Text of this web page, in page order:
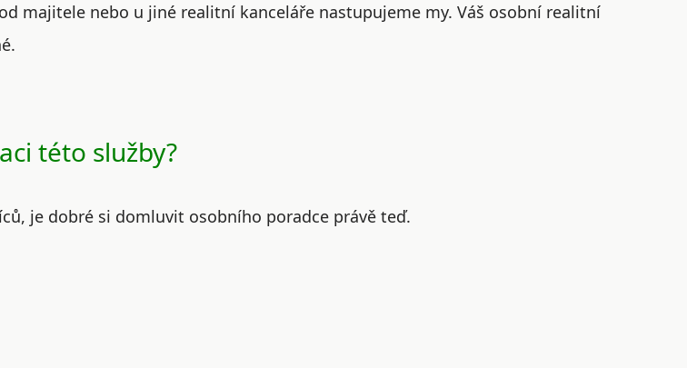
majitele nebo u jiné realitní kanceláře nastupujeme my. Váš osobní realitní
této služby?
, je dobré si domluvit osobního poradce právě teď.